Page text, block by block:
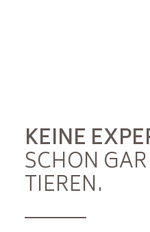
KEINE
SCHON
TIEREN.